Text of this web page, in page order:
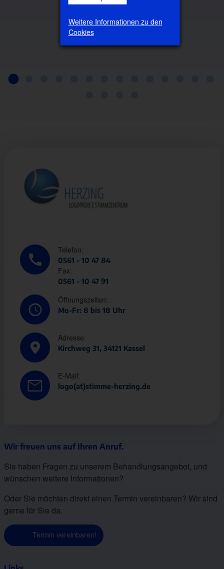
Telefon:
0561 - 10 47 84
Fax:
0561 - 10 47 91
Öffnungszeiten:
Mo-Fr: 8 bis 18 Uhr
Adresse:
Kirchweg 31, 34121 Kassel
E-Mail:
logo(at)stimme-herzing.de
Wir freuen uns auf Ihren Anruf.
Sie haben Fragen zu unserem Behandlungsangebot, und
wünschen weitere Informationen?
Oder Sie möchten direkt einen Termin vereinbaren? Wir sind
gerne für Sie da.
Termin vereinbaren!
Weitere Informationen zu den
Cookies